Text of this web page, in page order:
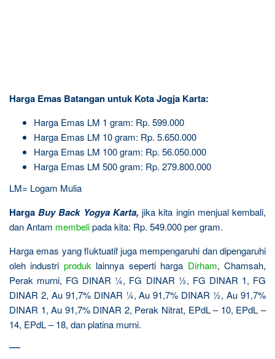
Harga Emas Batangan untuk Kota Jogja Karta:
Harga Emas LM 1 gram: Rp. 599.000
Harga Emas LM 10 gram: Rp. 5.650.000
Harga Emas LM 100 gram: Rp. 56.050.000
Harga Emas LM 500 gram: Rp. 279.800.000
LM= Logam Mulia
HargaBuy Back Yogya Karta,jika kita ingin menjual kembali,
dan Antam membelipada kita: Rp. 549.000 per gram.
Harga emas yang fluktuatif juga mempengaruhi dan dipengaruhi
oleh industri produklainnya seperti harga Dirham, Chamsah,
Perak murni, FG DINAR ¼, FG DINAR ½, FG DINAR 1, FG
DINAR 2, Au 91,7% DINAR ¼, Au 91,7% DINAR ½, Au 91,7%
DINAR 1, Au 91,7% DINAR 2, Perak Nitrat, EPdL – 10, EPdL –
14, EPdL – 18, dan platina murni.
—